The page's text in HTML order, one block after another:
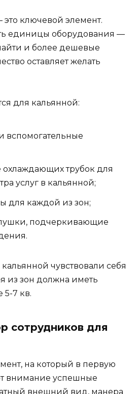
ключевой элемент.
единицы оборудования —
и более дешевые
оставляет желать
для кальянной:
вспомогательные
трубок для
услуг в кальянной;
для каждой из зон;
подчеркивающие
чувствовали себя
из зон должна иметь
7 кв.
сотрудников для
на который в первую
внимание успешные
внешний вид, манера